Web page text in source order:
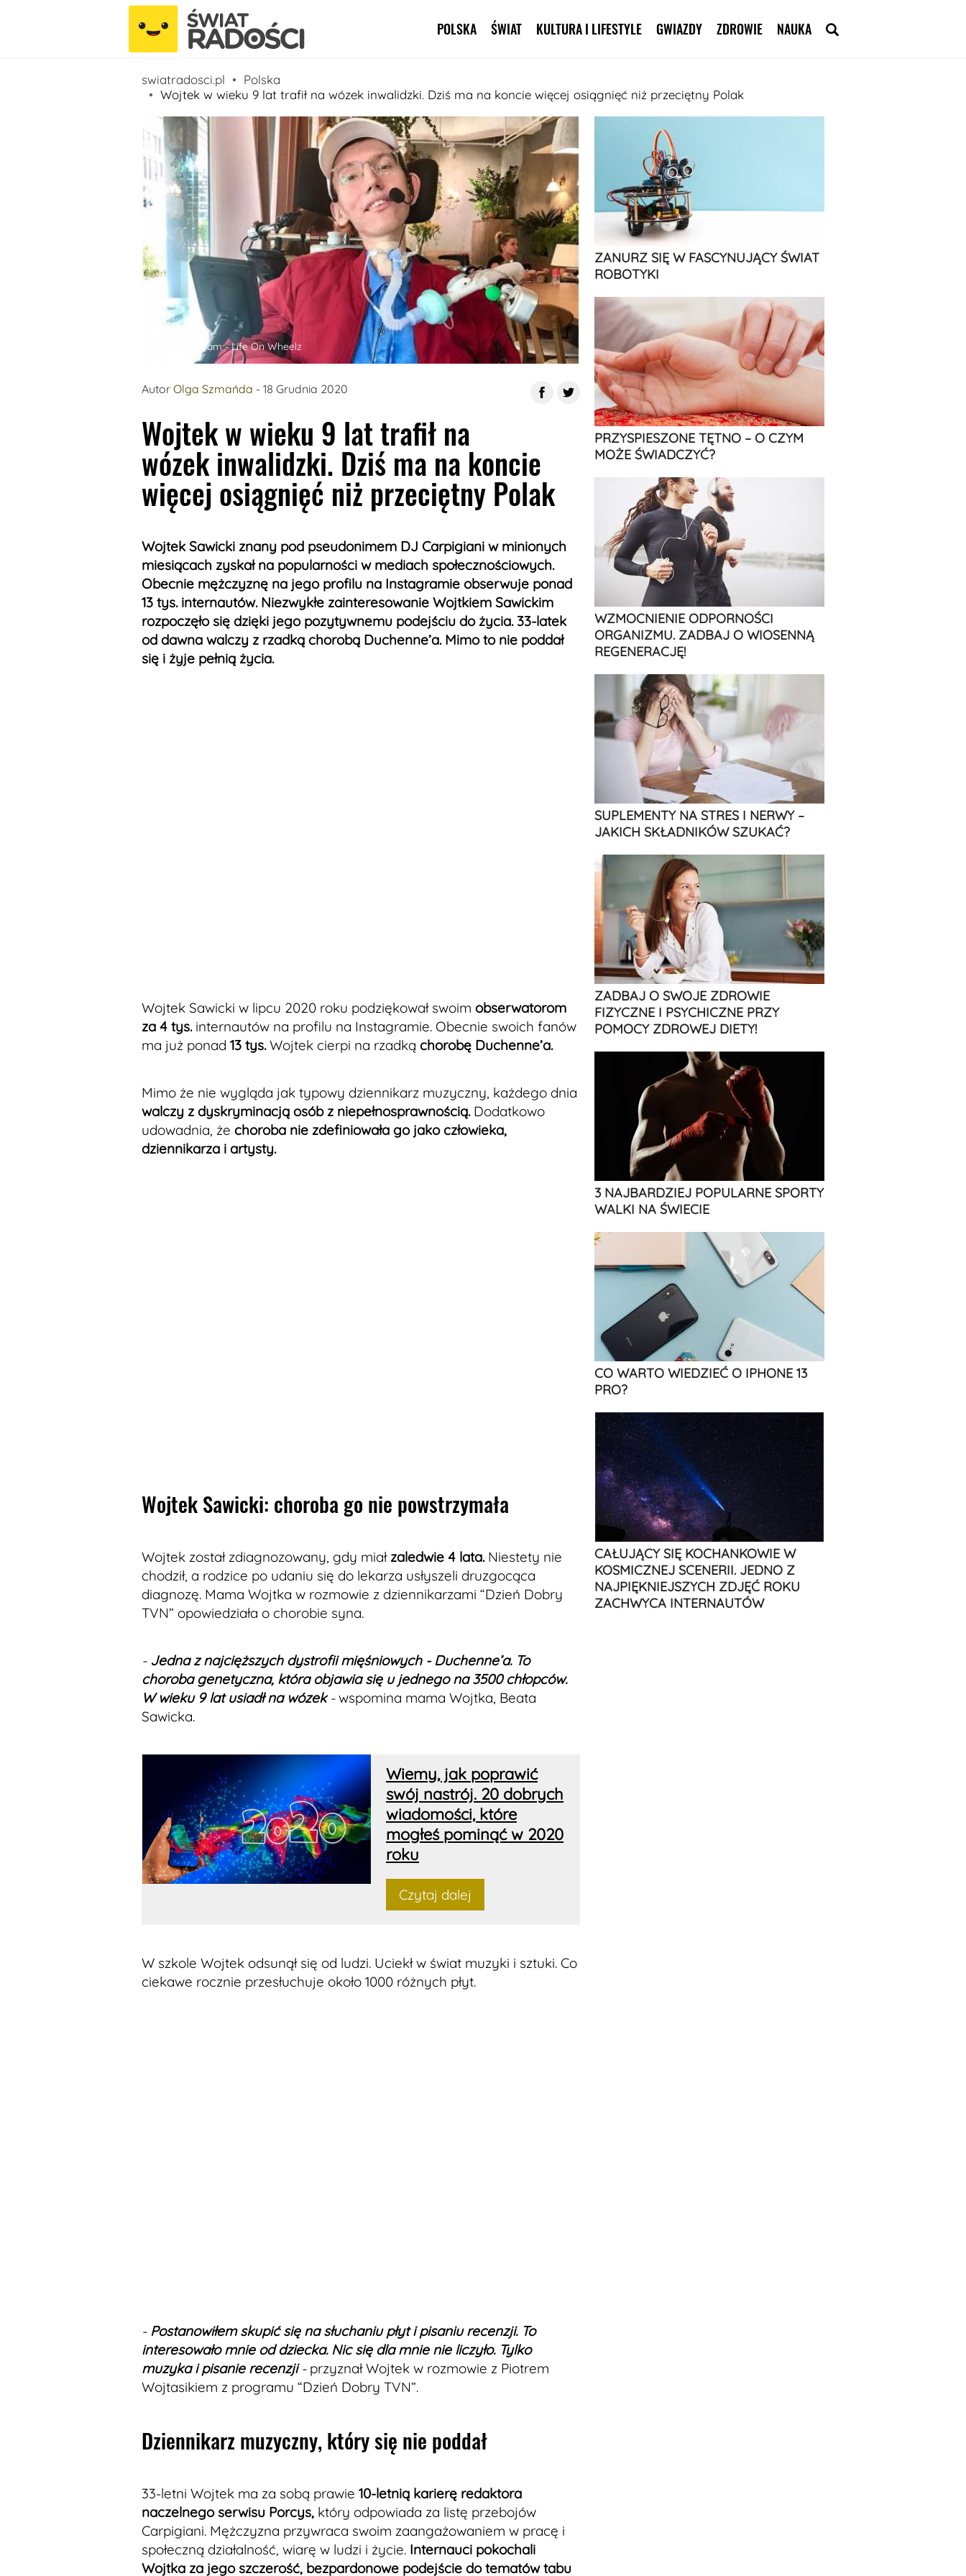
Pomiń nawigację
POLSKA ŚWIAT KULTURA I LIFESTYLE GWIAZDY ZDROWIE NAUKA
swiatradosci.pl
Polska
Wojtek w wieku 9 lat trafił na wózek inwalidzki. Dziś ma na koncie więcej osiągnięć niż przeciętny Polak
fot. Instagram - Life On Wheelz
Autor Olga Szmańda - 18 Grudnia 2020
Wojtek w wieku 9 lat trafił na
wózek inwalidzki. Dziś ma na koncie
więcej osiągnięć niż przeciętny Polak
Wojtek Sawicki znany pod pseudonimem DJ Carpigiani w minionych
miesiącach zyskał na popularności w mediach społecznościowych.
Obecnie mężczyznę na jego profilu na Instagramie obserwuje ponad
13 tys. internautów. Niezwykłe zainteresowanie Wojtkiem Sawickim
rozpoczęło się dzięki jego pozytywnemu podejściu do życia. 33-latek
od dawna walczy z rzadką chorobą Duchenne’a. Mimo to nie poddał
się i żyje pełnią życia.
Wojtek Sawicki w lipcu 2020 roku podziękował swoim obserwatorom
za 4 tys.internautów na profilu na Instagramie. Obecnie swoich fanów
ma już ponad 13 tys.Wojtek cierpi na rzadką chorobę Duchenne’a.
Mimo że nie wygląda jak typowy dziennikarz muzyczny, każdego dnia
walczy z dyskryminacją osób z niepełnosprawnością.Dodatkowo
udowadnia, że choroba nie zdefiniowała go jako człowieka,
dziennikarza i artysty.
Wojtek Sawicki: choroba go nie powstrzymała
Wojtek został zdiagnozowany, gdy miał zaledwie 4 lata.Niestety nie
chodził, a rodzice po udaniu się do lekarza usłyszeli druzgocąca
diagnozę. Mama Wojtka w rozmowie z dziennikarzami “Dzień Dobry
TVN” opowiedziała o chorobie syna.
- Jedna z najcięższych dystrofii mięśniowych - Duchenne’a. To
choroba genetyczna, która objawia się u jednego na 3500 chłopców.
W wieku 9 lat usiadł na wózek-wspomina mama Wojtka, Beata
Sawicka.
Wiemy, jak poprawić
swój nastrój. 20 dobrych
wiadomości, które
mogłeś pominąć w 2020
roku
Czytaj dalej
W szkole Wojtek odsunął się od ludzi. Uciekł w świat muzyki i sztuki. Co
ciekawe rocznie przesłuchuje około 1000 różnych płyt.
- Postanowiłem skupić się na słuchaniu płyt i pisaniu recenzji. To
interesowało mnie od dziecka. Nic się dla mnie nie liczyło. Tylko
muzyka i pisanie recenzji- przyznał Wojtek w rozmowie z Piotrem
Wojtasikiem z programu “Dzień Dobry TVN”.
Dziennikarz muzyczny, który się nie poddał
33-letni Wojtek ma za sobą prawie 10-letnią karierę redaktora
naczelnego serwisu Porcys, który odpowiada za listę przebojów
Carpigiani. Mężczyzna przywraca swoim zaangażowaniem w pracę i
społeczną działalność, wiarę w ludzi i życie. Internauci pokochali
Wojtka za jego szczerość, bezpardonowe podejście do tematów tabu
ZANURZ SIĘ W FASCYNUJĄCY ŚWIAT
ROBOTYKI
PRZYSPIESZONE TĘTNO – O CZYM
MOŻE ŚWIADCZYĆ?
WZMOCNIENIE ODPORNOŚCI
ORGANIZMU. ZADBAJ O WIOSENNĄ
REGENERACJĘ!
SUPLEMENTY NA STRES I NERWY –
JAKICH SKŁADNIKÓW SZUKAĆ?
ZADBAJ O SWOJE ZDROWIE
FIZYCZNE I PSYCHICZNE PRZY
POMOCY ZDROWEJ DIETY!
3 NAJBARDZIEJ POPULARNE SPORTY
WALKI NA ŚWIECIE
CO WARTO WIEDZIEĆ O IPHONE 13
PRO?
CAŁUJĄCY SIĘ KOCHANKOWIE W
KOSMICZNEJ SCENERII. JEDNO Z
NAJPIĘKNIEJSZYCH ZDJĘĆ ROKU
ZACHWYCA INTERNAUTÓW